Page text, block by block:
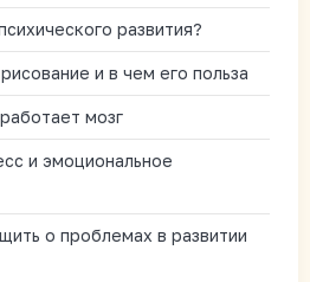
развития?
и в чем его польза
мозг
и эмоциональное
о проблемах в развитии